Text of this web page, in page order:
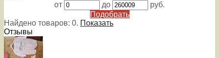
от
до
руб.
Подобрать
Найдено товаров: 0. Показать
Отзывы